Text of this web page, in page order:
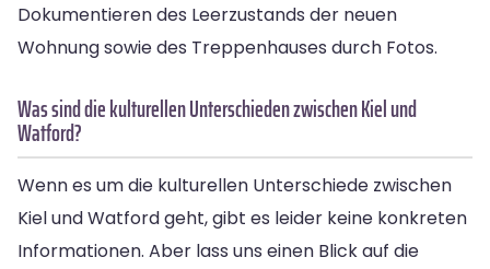
Dokumentieren des Leerzustands der neuen
Wohnung sowie des Treppenhauses durch Fotos.
Was sind die kulturellen Unterschieden zwischen Kiel und
Watford?
Wenn es um die kulturellen Unterschiede zwischen
Kiel und Watford geht, gibt es leider keine konkreten
Informationen. Aber lass uns einen Blick auf die